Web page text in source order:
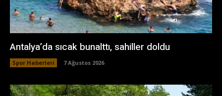
Antalya’da sıcak bunalttı, sahiller doldu
Spor Haberleri 7 Ağustos 2026